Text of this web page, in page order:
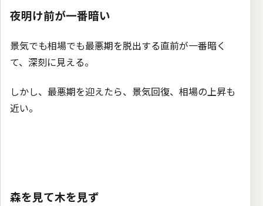
夜明け前が一番暗い
景気でも相場でも最悪期を脱出する直前が一番暗く
て、深刻に見える。
しかし、最悪期を迎えたら、景気回復、相場の上昇も
近い。
森を見て木を見ず